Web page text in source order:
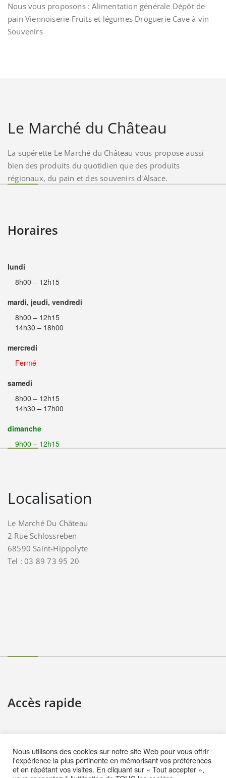
Nous vous proposons : Alimentation générale Dépôt de
pain Viennoiserie Fruits et légumes Droguerie Cave à vin
Souvenirs
Le Marché du Château
La supérette Le Marché du Château vous propose aussi
bien des produits du quotidien que des produits
régionaux, du pain et des souvenirs d'Alsace.
Horaires
lundi
8h00 – 12h15
mardi, jeudi, vendredi
8h00 – 12h15
14h30 – 18h00
mercredi
Fermé
samedi
8h00 – 12h15
14h30 – 17h00
dimanche
9h00 – 12h15
Localisation
Le Marché Du Château
2 Rue Schlossreben
68590 Saint-Hippolyte
Tel : 03 89 73 95 20
Accès rapide
Informations pratiques
Mentions Légales
Nous utilisons des cookies sur notre site Web pour vous offrir
l'expérience la plus pertinente en mémorisant vos préférences
et en répétant vos visites. En cliquant sur « Tout accepter »,